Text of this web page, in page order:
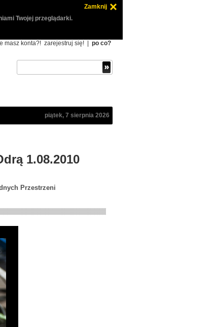
Zamknij
Twojej przeglądarki.
masz konta?! zarejestruj się! po co?
piątek, 7 sierpnia 2026
1.08.2010
Przestrzeni